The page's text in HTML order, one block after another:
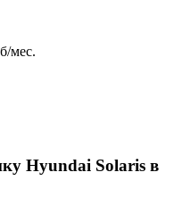
мес.
Hyundai Solaris в